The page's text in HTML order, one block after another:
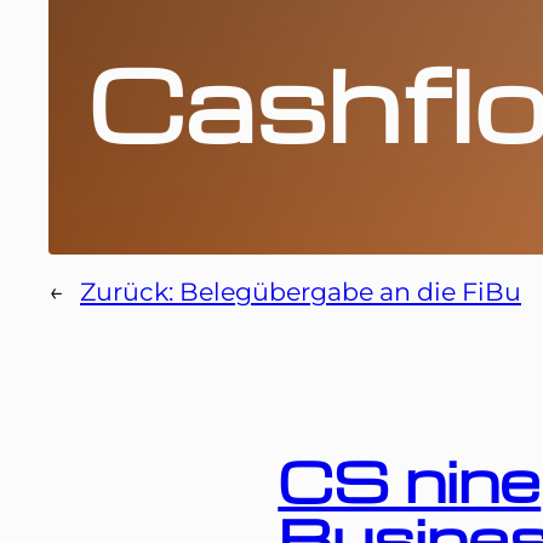
← Zurück: Belegübergabe an die FiBu
CS nine